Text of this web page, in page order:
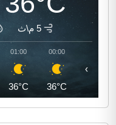
5 م\ث
00:00
36°C
01:00
36°C
›